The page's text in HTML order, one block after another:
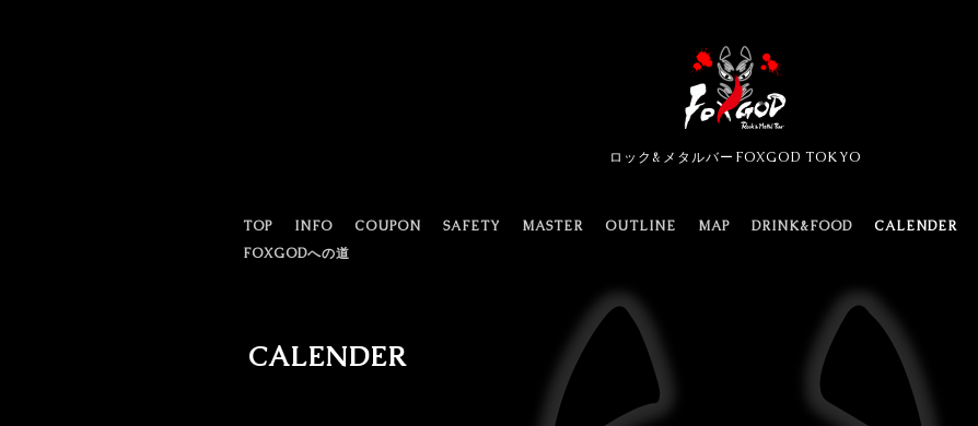
ロック&メタルバーFOXGOD TOKYO
TOP INFO COUPON SAFETY MASTER OUTLINE MAP DRINK&FOOD CALENDER
FOXGODへの道
CALENDER